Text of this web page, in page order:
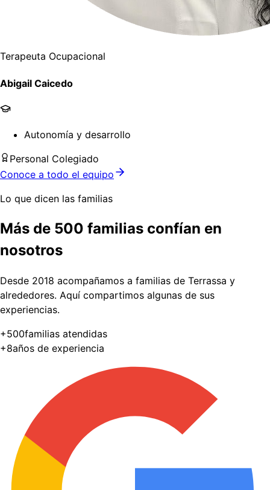
Terapeuta Ocupacional
Abigail Caicedo
Autonomía y desarrollo
Personal Colegiado
Conoce a todo el equipo
Lo que dicen las familias
Más de 500 familias confían en
nosotros
Desde 2018 acompañamos a familias de Terrassa y
alrededores. Aquí compartimos algunas de sus
experiencias.
+500familias atendidas
+8años de experiencia